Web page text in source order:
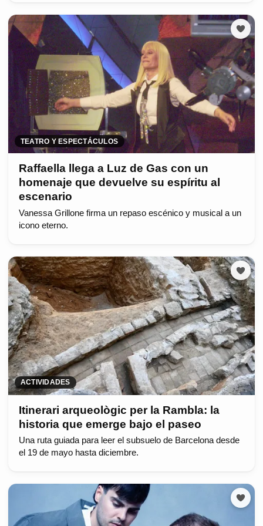
TEATRO Y ESPECTÁCULOS
Raffaella llega a Luz de Gas con un
homenaje que devuelve su espíritu al
escenario
Vanessa Grillone firma un repaso escénico y musical a un
icono eterno.
ACTIVIDADES
Itinerari arqueològic per la Rambla: la
historia que emerge bajo el paseo
Una ruta guiada para leer el subsuelo de Barcelona desde
el 19 de mayo hasta diciembre.